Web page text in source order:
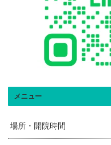
メニュー
場所・開院時間